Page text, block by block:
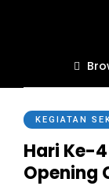
KEGIATAN
Hari Ke-
Opening